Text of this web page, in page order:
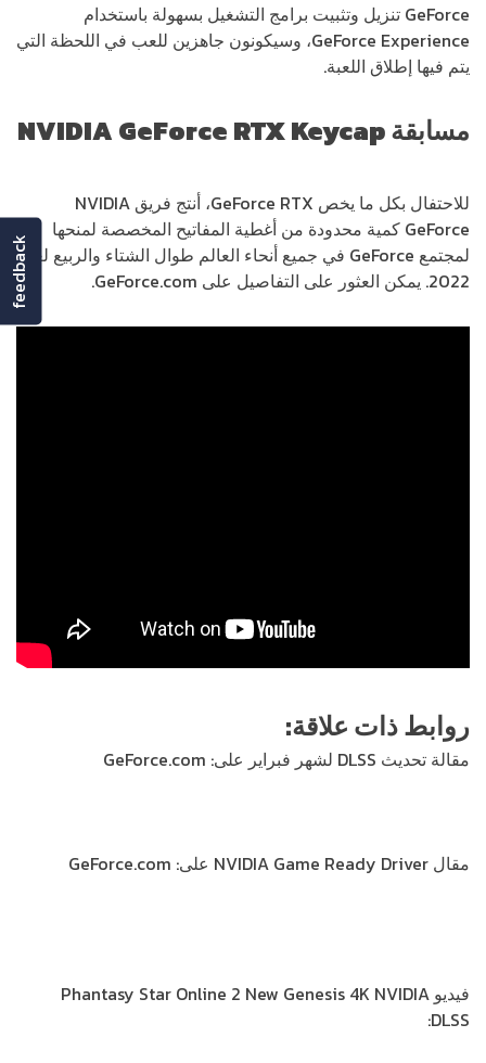
GeForce تنزيل وتثبيت برامج التشغيل بسهولة باستخدام
GeForce Experience، وسيكونون جاهزين للعب في اللحظة التي
يتم فيها إطلاق اللعبة.
مسابقةNVIDIA GeForce RTX Keycap
للاحتفال بكل ما يخص GeForce RTX، أنتج فريق NVIDIA
GeForce كمية محدودة من أغطية المفاتيح المخصصة لمنحها
لمجتمع GeForce في جميع أنحاء العالم طوال الشتاء والربيع لعام
2022. يمكن العثور على التفاصيل على GeForce.com.
روابط ذات علاقة:
مقالة تحديث DLSS لشهر فبراير على: GeForce.com
مقال NVIDIA Game Ready Driver على: GeForce.com
فيديو Phantasy Star Online 2 New Genesis 4K NVIDIA
DLSS:
feedback